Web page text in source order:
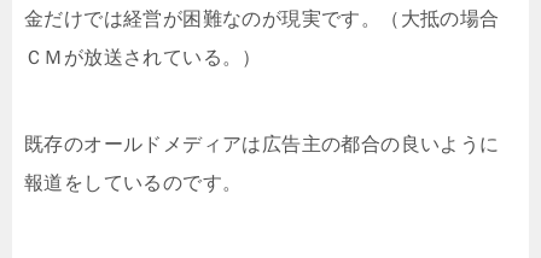
金だけでは経営が困難なのが現実です。（大抵の場合
ＣＭが放送されている。）
既存のオールドメディアは広告主の都合の良いように
報道をしているのです。